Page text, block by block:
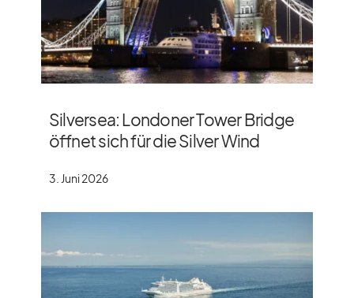
Silversea: Londoner Tower Bridge
öffnet sich für die Silver Wind
3. Juni 2026